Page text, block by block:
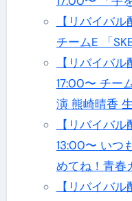
【リバイバ
チームE 「
【リバイバ
17:00〜 チー
演 熊崎晴香
【リバイバ
13:00〜 いつ
めてね！青春
【リバイバル